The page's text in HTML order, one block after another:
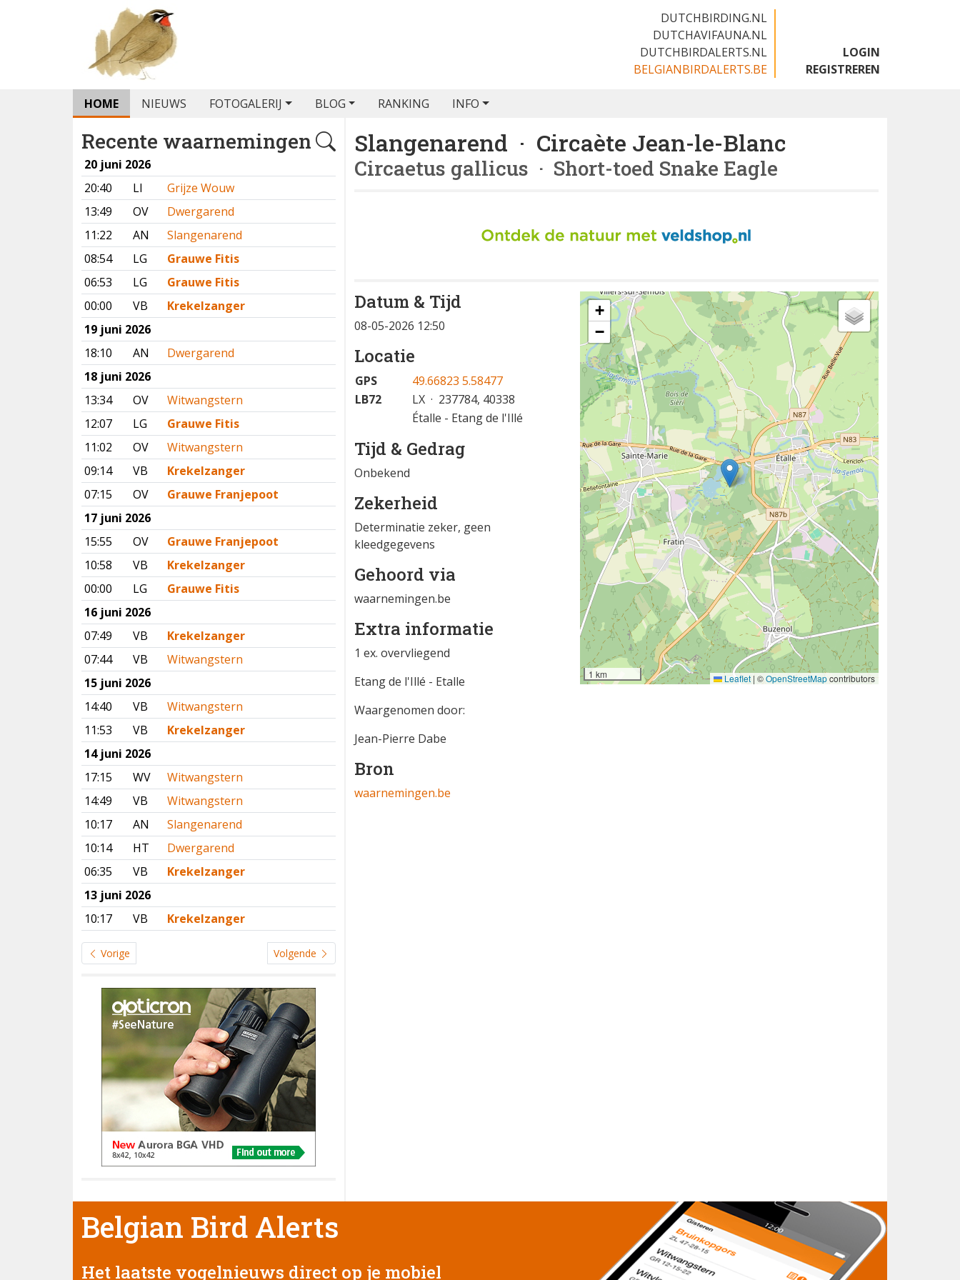
DUTCHBIRDING.NL
DUTCHAVIFAUNA.NL
DUTCHBIRDALERTS.NL
BELGIANBIRDALERTS.BE
LOGIN
REGISTREREN
HOME NIEUWS FOTOGALERIJ BLOG RANKING INFO
Recente waarnemingen
20 juni 2026
20:40
LI
Grijze Wouw
13:49
OV
Dwergarend
11:22
AN
Slangenarend
08:54
LG
Grauwe Fitis
06:53
LG
Grauwe Fitis
00:00
VB
Krekelzanger
19 juni 2026
18:10
AN
Dwergarend
18 juni 2026
13:34
OV
Witwangstern
12:07
LG
Grauwe Fitis
11:02
OV
Witwangstern
09:14
VB
Krekelzanger
07:15
OV
Grauwe Franjepoot
17 juni 2026
15:55
OV
Grauwe Franjepoot
10:58
VB
Krekelzanger
00:00
LG
Grauwe Fitis
16 juni 2026
07:49
VB
Krekelzanger
07:44
VB
Witwangstern
15 juni 2026
14:40
VB
Witwangstern
11:53
VB
Krekelzanger
14 juni 2026
17:15
WV
Witwangstern
14:49
VB
Witwangstern
10:17
AN
Slangenarend
10:14
HT
Dwergarend
06:35
VB
Krekelzanger
13 juni 2026
10:17
VB Krekelzanger
Vorige Volgende
Slangenarend · Circaète Jean-le-Blanc
Circaetus gallicus · Short-toed Snake Eagle
Datum & Tijd
08-05-2026 12:50
Locatie
GPS
49.66823 5.58477
LB72
LX · 237784, 40338
Étalle - Etang de l'Illé
Tijd & Gedrag
Onbekend
Zekerheid
Determinatie zeker, geen
kleedgegevens
Gehoord via
waarnemingen.be
Extra informatie
1 ex. overvliegend
Etang de l'Illé - Etalle
Waargenomen door:
Jean-Pierre Dabe
Bron
waarnemingen.be
+
−
1 km Leaflet | ©OpenStreetMapcontributors
Belgian Bird Alerts
Het laatste vogelnieuws direct op je mobiel